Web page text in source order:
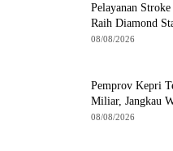
Pelayanan
Raih Diamond
08/08/2026
Pemprov Kepri
Miliar, Jangkau
08/08/2026